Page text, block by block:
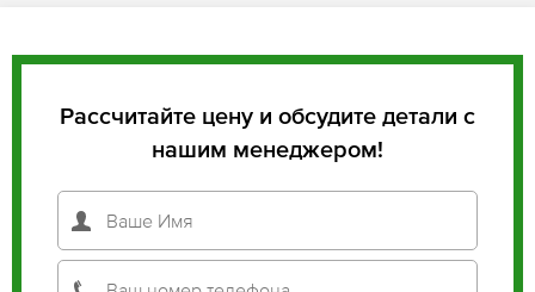
Рассчитайте цену и обсудите детали с
нашим менеджером!